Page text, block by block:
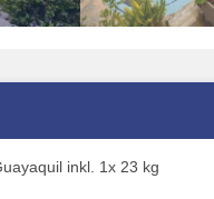
inkl. 1x 23 kg